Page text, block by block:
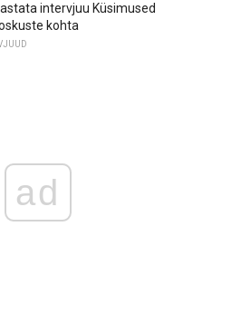
intervjuu Küsimused
kohta
ad